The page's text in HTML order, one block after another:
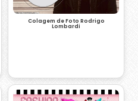
Colagem de Foto Rodrigo
Lombardi